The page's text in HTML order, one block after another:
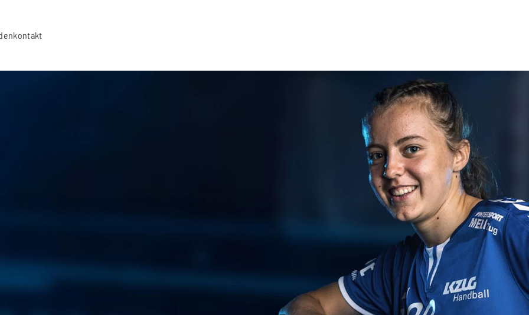
kontakt